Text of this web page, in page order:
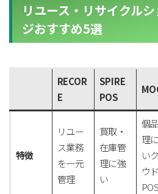
リユース・リサイクル
ジおすすめ5選
RECOR
E
SPIRE
POS
特徴
リユー
ス業務
を一元
管理
買取・
在庫管
理に強
い
個
理
い
ウド
POS